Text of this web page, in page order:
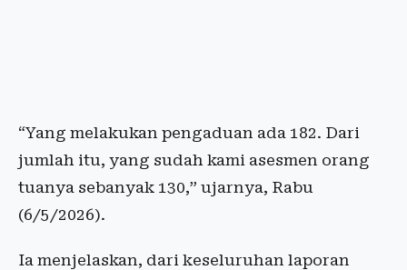
“Yang melakukan pengaduan ada 182. Dari
jumlah itu, yang sudah kami asesmen orang
tuanya sebanyak 130,” ujarnya, Rabu
(6/5/2026).
Ia menjelaskan, dari keseluruhan laporan